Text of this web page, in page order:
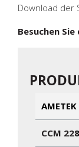
Download der
Besuchen
CCM